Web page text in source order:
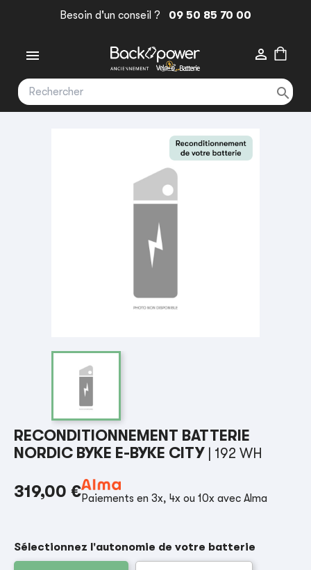
Besoin d'un conseil ? 09 50 85 70 00
 

RECONDITIONNEMENT BATTERIE
NORDIC BYKE E-BYKE CITY
| 192 WH
319,00 €Paiements en 3x, 4x ou 10x avec Alma
Sélectionnez l'autonomie de votre batterie